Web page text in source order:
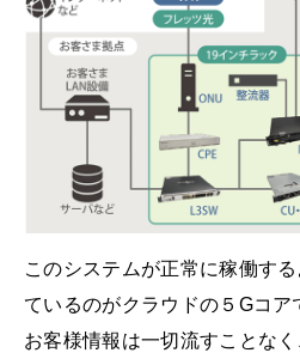
このシステムが正常に稼働す
ているのがクラウドの５Gコア
お客様情報は一切流すことな